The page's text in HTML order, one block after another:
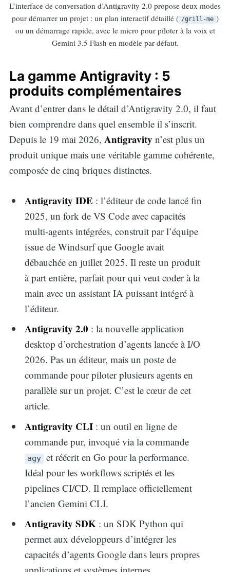
L’interface de conversation d’Antigravity 2.0 propose deux modes
pour démarrer un projet : un plan interactif détaillé ( /grill-me )
ou un démarrage rapide, avec le micro pour piloter à la voix et
Gemini 3.5 Flash en modèle par défaut.
La gamme Antigravity : 5
produits complémentaires
Avant d’entrer dans le détail d’Antigravity 2.0, il faut
bien comprendre dans quel ensemble il s’inscrit.
Depuis le 19 mai 2026, Antigravity n’est plus un
produit unique mais une véritable gamme cohérente,
composée de cinq briques distinctes.
Antigravity IDE : l’éditeur de code lancé fin
2025, un fork de VS Code avec capacités
multi-agents intégrées, construit par l’équipe
issue de Windsurf que Google avait
débauchée en juillet 2025. Il reste un produit
à part entière, parfait pour qui veut coder à la
main avec un assistant IA puissant intégré à
l’éditeur.
Antigravity 2.0 : la nouvelle application
desktop d’orchestration d’agents lancée à I/O
2026. Pas un éditeur, mais un poste de
commande pour piloter plusieurs agents en
parallèle sur un projet. C’est le cœur de cet
article.
Antigravity CLI : un outil en ligne de
commande pur, invoqué via la commande
agy et réécrit en Go pour la performance.
Idéal pour les workflows scriptés et les
pipelines CI/CD. Il remplace officiellement
l’ancien Gemini CLI.
Antigravity SDK : un SDK Python qui
permet aux développeurs d’intégrer les
capacités d’agents Google dans leurs propres